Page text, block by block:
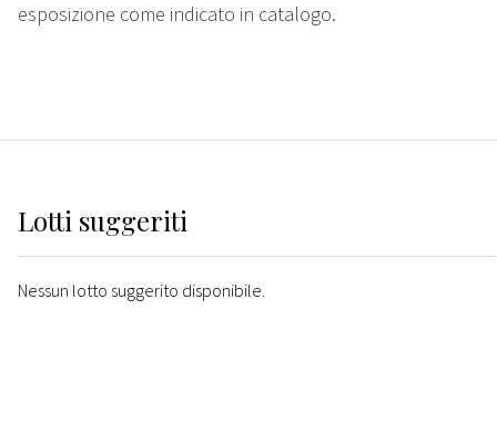
esposizione come indicato in catalogo.
Lotti suggeriti
Nessun lotto suggerito disponibile.